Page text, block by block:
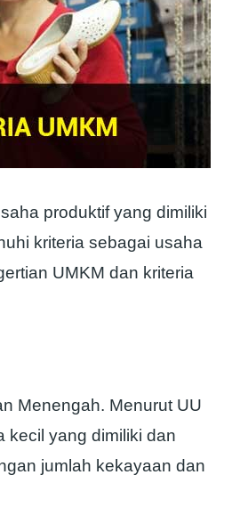
produktif yang dimiliki
kriteria sebagai usaha
UMKM dan kriteria
Menengah. Menurut UU
kecil yang dimiliki dan
jumlah kekayaan dan